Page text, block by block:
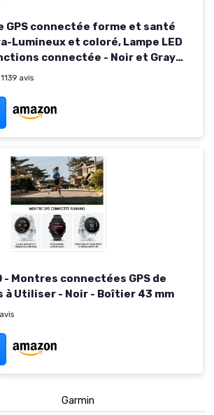
GPS connectée forme et santé
Lumineux et coloré, Lampe LED
connectée - Noir et Gray
- Boîtier 41mm 41mm Noir
1139 avis
- Montres connectées GPS de
à Utiliser - Noir - Boîtier 43 mm
Garmin